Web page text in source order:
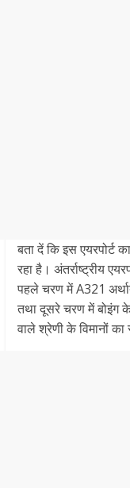
बता दें कि इस एयरपोर्ट
रहा है। अंतर्राष्ट्रीय
पहले चरण में A321
तथा दूसरे चरण में बोइंग
वाले श्रेणी के विमानों